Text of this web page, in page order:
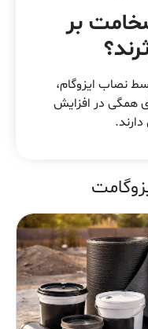
بر
نصاب ایزوگام،
همگی در افزایش